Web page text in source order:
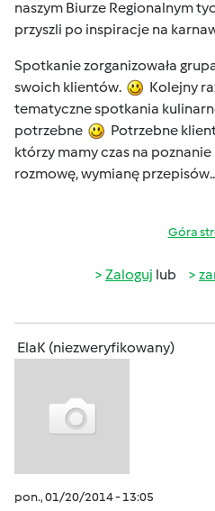
naszym Biurze Regionalnym
przyszli po inspiracje na
Spotkanie zorganizowała
swoich klientów.
Kolejny
tematyczne spotkania
potrzebne
Potrzebne
którzy mamy czas na
rozmowę, wymianę
Góra
Zaloguj lub
ElaK (niezweryfikowany)
pon., 01/20/2014 - 13:05